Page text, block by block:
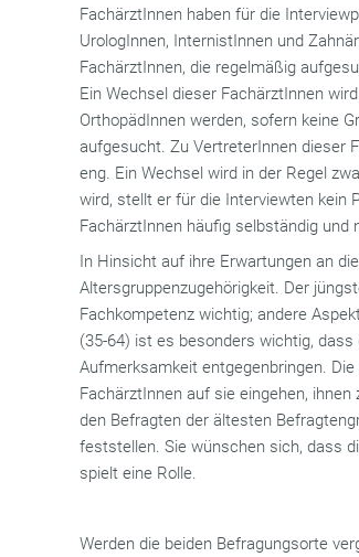
FachärztInnen haben für die
UrologInnen, InternistInnen und
FachärztInnen, die regelmäßig
Ein Wechsel dieser FachärztInnen
OrthopädInnen werden, sofern keine
aufgesucht. Zu VertreterInnen dieser
eng. Ein Wechsel wird in der Regel
wird, stellt er für die Interviewten kein
FachärztInnen häufig selbständig und
In Hinsicht auf ihre Erwartungen an
Altersgruppenzugehörigkeit. Der
Fachkompetenz wichtig; andere
(35-64) ist es besonders wichtig,
Aufmerksamkeit entgegenbringen.
FachärztInnen auf sie eingehen,
den Befragten der ältesten
feststellen. Sie wünschen sich, dass
spielt eine Rolle.
Werden die beiden Befragungsorte